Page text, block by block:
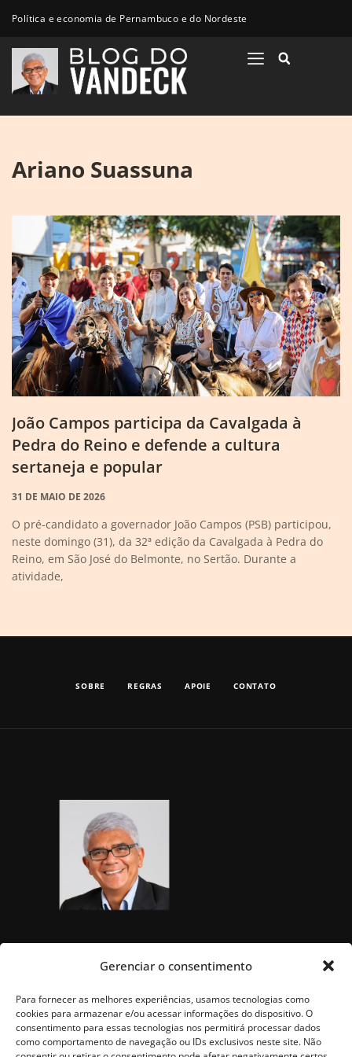
Gerenciar o consentimento
Para fornecer as melhores experiências, usamos tecnologias como
cookies para armazenar e/ou acessar informações do dispositivo. O
consentimento para essas tecnologias nos permitirá processar dados
como comportamento de navegação ou IDs exclusivos neste site. Não
Política e economia de Pernambuco e do Nordeste
Ariano Suassuna
João Campos participa da Cavalgada à
Pedra do Reino e defende a cultura
sertaneja e popular
31 DE MAIO DE 2026
O pré-candidato a governador João Campos (PSB) participou,
neste domingo (31), da 32ª edição da Cavalgada à Pedra do
Reino, em São José do Belmonte, no Sertão. Durante a
atividade,
SOBRE REGRAS APOIE CONTATO